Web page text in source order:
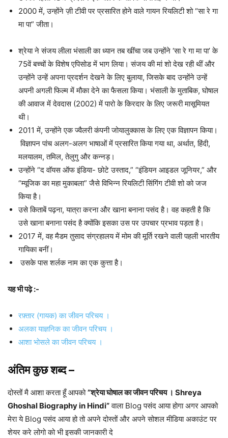
2000 में, उन्होंने ज़ी टीवी पर प्रसारित होने वाले गायन रियलिटी शो “सा रे गा
मा पा” जीता।
श्रेया ने संजय लीला भंसाली का ध्यान तब खींचा जब उन्होंने ‘सा रे गा मा पा’ के
75वें बच्चों के विशेष एपिसोड में भाग लिया। संजय की मां शो देख रही थीं और
उन्होंने उन्हें अपना प्रदर्शन देखने के लिए बुलाया, जिसके बाद उन्होंने उन्हें
अपनी अगली फिल्म में मौका देने का फैसला किया। भंसाली के मुताबिक, घोषाल
की आवाज में देवदास (2002) में पारो के किरदार के लिए जरूरी मासूमियत
थी।
2011 में, उन्होंने एक ज्वैलरी कंपनी जोयालुक्कास के लिए एक विज्ञापन किया।
विज्ञापन पांच अलग-अलग भाषाओं में प्रसारित किया गया था, अर्थात, हिंदी,
मलयालम, तमिल, तेलुगु और कन्नड़।
उन्होंने “द वॉयस ऑफ इंडिया- छोटे उस्ताद,” “इंडियन आइडल जूनियर,” और
“म्यूजिक का महा मुकाबला” जैसे विभिन्न रियलिटी सिंगिंग टीवी शो को जज
किया है।
उसे किताबें पढ़ना, यात्रा करना और खाना बनाना पसंद है। वह कहती है कि
उसे खाना बनाना पसंद है क्योंकि इसका उस पर उपचार प्रभाव पड़ता है।
2017 में, वह मैडम तुसाद संग्रहालय में मोम की मूर्ति रखने वाली पहली भारतीय
गायिका बनीं।
उसके पास शर्लक नाम का एक कुत्ता है।
यह भी पढ़े :-
रफ़्तार (गायक) का जीवन परिचय ।
अलका याज्ञनिक का जीवन परिचय ।
आशा भोसले का जीवन परिचय ।
अंतिम कुछ शब्द –
दोस्तों मै आशा करता हूँ आपको”श्रेया घोषाल का जीवन परिचय । Shreya
Ghoshal Biography in Hindi”वाला Blog पसंद आया होगा अगर आपको
मेरा ये Blog पसंद आया हो तो अपने दोस्तों और अपने सोशल मीडिया अकाउंट पर
शेयर करे लोगो को भी इसकी जानकारी दे